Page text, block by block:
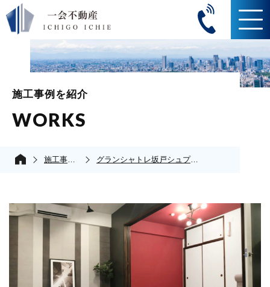
施工事例を紹介
WORKS
施工事例の紹介 グランシャトレ坂戸シュプレーム